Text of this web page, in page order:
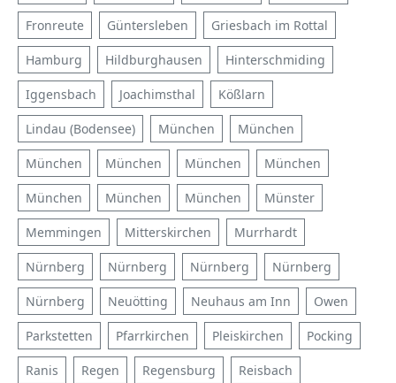
Fronreute Güntersleben Griesbach im Rottal
Hamburg Hildburghausen Hinterschmiding
Iggensbach Joachimsthal Kößlarn
Lindau (Bodensee) München München
München München München München
München München München Münster
Memmingen Mitterskirchen Murrhardt
Nürnberg Nürnberg Nürnberg Nürnberg
Nürnberg Neuötting Neuhaus am Inn Owen
Parkstetten Pfarrkirchen Pleiskirchen Pocking
Ranis Regen Regensburg Reisbach